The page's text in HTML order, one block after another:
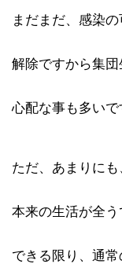
まだまだ、感染
解除ですから集
心配な事も多いで
ただ、あまりに
本来の生活が全う
できる限り、通